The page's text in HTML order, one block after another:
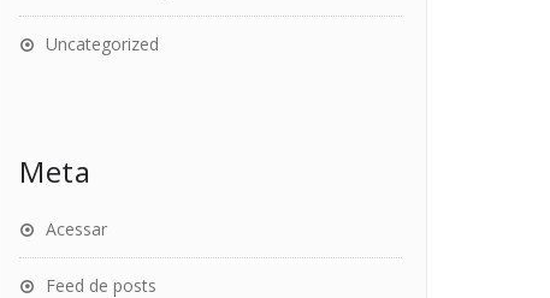
Uncategorized
Meta
Acessar
Feed de posts